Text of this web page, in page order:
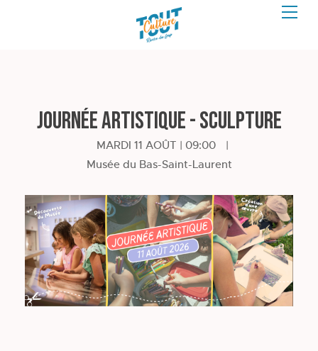
Journée artistique - Sculpture
MARDI 11 AOÛT | 09:00
|
Musée du Bas-Saint-Laurent